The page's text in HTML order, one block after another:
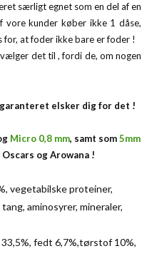
særligt egnet som en del af en
vore kunder køber ikke 1 dåse,
for, at foder ikke bare er foder !
det til , fordi de, om nogen
elsker dig for det !
Micro 0,8 mm, samt som5mm
og Arowana !
vegetabilske proteiner,
aminosyrer, mineraler,
fedt 6,7%,tørstof 10%,